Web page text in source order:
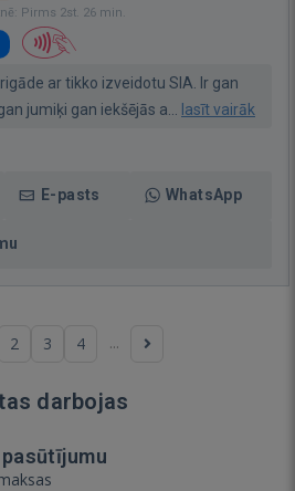
Pirms 2st. 26 min.
ar tikko izveidotu SIA. Ir gan
jumiķi gan iekšējās a... lasīt vairāk
E-pasts WhatsApp
2 3 4 ...
darbojas